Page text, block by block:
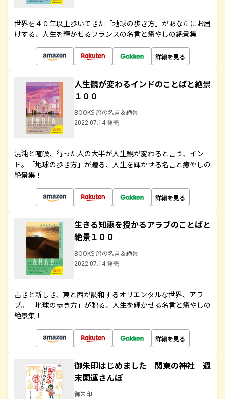
世界を４０年以上歩いてきた「地球の歩き方」があなたにお届
けする、人生を輝かせるフランスの名言と癒やしの絶景集
詳細を見る
人生観が変わるインドのことばと絶景
１００
BOOKS 旅の名言＆絶景
2022.07.14 発売
混沌と喧噪、行った人の大半が人生観が変わると言う、イン
ド。「地球の歩き方」が贈る、人生を輝かせる名言と癒やしの
絶景集！
詳細を見る
生きる知恵を授かるアラブのことばと
絶景１００
BOOKS 旅の名言＆絶景
2022.07.14 発売
古きと新しき、東と西が調和するオリエンタルな世界、アラ
ブ。「地球の歩き方」が贈る、人生を輝かせる名言と癒やしの
絶景集！
詳細を見る
御朱印はじめました 関東の神社 週
末開運さんぽ
御朱印